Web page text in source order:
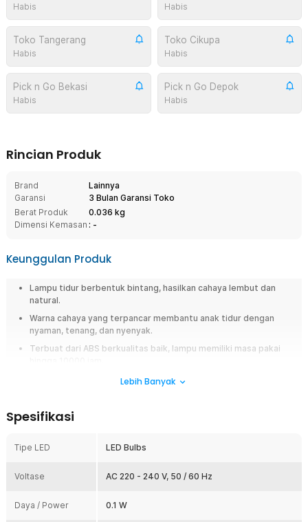
Habis Habis
Toko Tangerang
Habis
Toko Cikupa
Habis
Pick n Go Bekasi
Habis
Pick n Go Depok
Habis
Rincian Produk
Brand
Lainnya
Garansi
3 Bulan Garansi Toko
Berat Produk
0.036 kg
Dimensi Kemasan : -
Keunggulan Produk
Lampu tidur berbentuk bintang, hasilkan cahaya lembut dan
natural.
Warna cahaya yang terpancar membantu anak tidur dengan
nyaman, tenang, dan nyenyak.
Terbuat dari ABS berkualitas baik, lampu memiliki masa pakai
Lampu hemat energi dengan daya konsumsi hanya 0.1 W.
Overview
Agar momen istirahat anak Anda terasa lebih berwarna dan nyaman,
memiliki desain lucu dan unik, menciptakan suasana yang
ini aman, tidak menghasilkan radiasi, dan siap dipasang langsung ke stop
belajar atau bersantai sebelum tidur.
Lebih Banyak
Spesifikasi
Tipe LED LED Bulbs
Voltase AC 220 - 240 V, 50 / 60 Hz
Daya / Power 0.1 W